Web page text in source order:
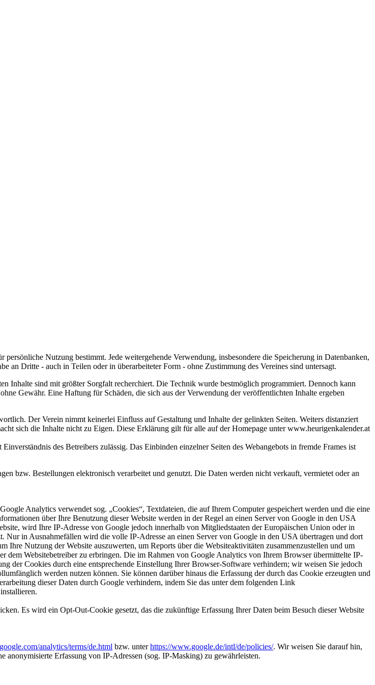
Nutzung bestimmt. Jede weitergehende Verwendung, insbesondere die Speicherung in Datenbanken,
Dritte - auch in Teilen oder in überarbeiteter Form - ohne Zustimmung des Vereines sind untersagt.
Inhalte sind mit größter Sorgfalt recherchiert. Die Technik wurde bestmöglich programmiert. Dennoch kann
Gewähr. Eine Haftung für Schäden, die sich aus der Verwendung der veröffentlichten Inhalte ergeben
Der Verein nimmt keinerlei Einfluss auf Gestaltung und Inhalte der gelinkten Seiten. Weiters distanziert
sich die Inhalte nicht zu Eigen. Diese Erklärung gilt für alle auf der Homepage unter www.heurigenkalender.at
des Betreibers zulässig. Das Einbinden einzelner Seiten des Webangebots in fremde Frames ist
bzw. Bestellungen elektronisch verarbeitet und genutzt. Die Daten werden nicht verkauft, vermietet oder an
Analytics verwendet sog. „Cookies“, Textdateien, die auf Ihrem Computer gespeichert werden und die eine
über Ihre Benutzung dieser Website werden in der Regel an einen Server von Google in den USA
wird Ihre IP-Adresse von Google jedoch innerhalb von Mitgliedstaaten der Europäischen Union oder in
Nur in Ausnahmefällen wird die volle IP-Adresse an einen Server von Google in den USA übertragen und dort
Nutzung der Website auszuwerten, um Reports über die Websiteaktivitäten zusammenzustellen und um
dem Websitebetreiber zu erbringen. Die im Rahmen von Google Analytics von Ihrem Browser übermittelte IP-
der Cookies durch eine entsprechende Einstellung Ihrer Browser-Software verhindern; wir weisen Sie jedoch
werden nutzen können. Sie können darüber hinaus die Erfassung der durch das Cookie erzeugten und
dieser Daten durch Google verhindern, indem Sie das unter dem folgenden Link
Es wird ein Opt-Out-Cookie gesetzt, das die zukünftige Erfassung Ihrer Daten beim Besuch dieser Website
analytics/terms/de.html bzw. unterhttps://www.google.de/intl/de/policies/. Wir weisen Sie darauf hin,
anonymisierte Erfassung von IP-Adressen (sog. IP-Masking) zu gewährleisten.